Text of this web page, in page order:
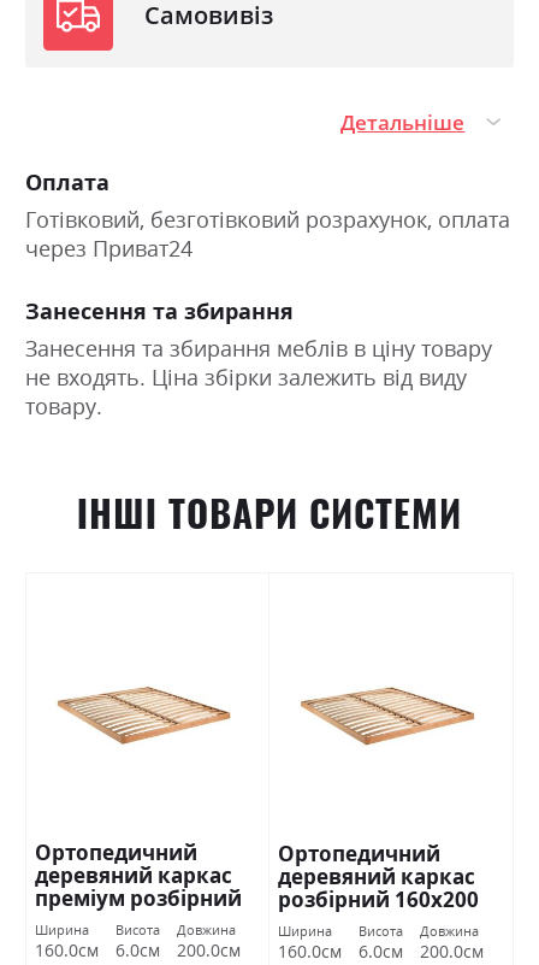
Самовивіз
Детальніше
Оплата
Готівковий, безготівковий розрахунок, оплата
через Приват24
Занесення та збирання
Занесення та збирання меблів в ціну товару
не входять. Ціна збірки залежить від виду
товару.
ІНШІ ТОВАРИ СИСТЕМИ
Ортопедичний
деревяний каркас
преміум розбірний
160х200 Міромарк
Ширина
160.0см
Висота
6.0см
Довжина
200.0см
Ортопедичний
деревяний каркас
розбірний 160х200
Міромарк
Ширина
160.0см
Висота
6.0см
Довжина
200.0см